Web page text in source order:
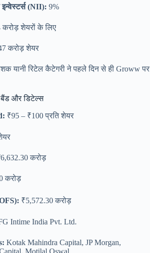
(NII): 9%
करोड़ शेयरों के लिए
करोड़ शेयर
यानी रिटेल कैटेगरी ने पहले दिन से ही Groww पर
बैंड और डिटेल्स
₹95 – ₹100 प्रति शेयर
करोड़
करोड़
₹5,572.30 करोड़
Intime India Pvt. Ltd.
Kotak Mahindra Capital, JP Morgan,